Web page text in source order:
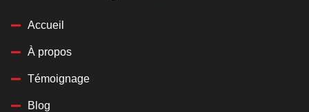
Accueil
À propos
Témoignage
Blog